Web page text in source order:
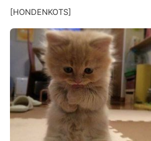
[HONDENKOTS]